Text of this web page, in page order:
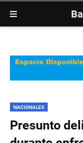
NACIONALES
Presunto